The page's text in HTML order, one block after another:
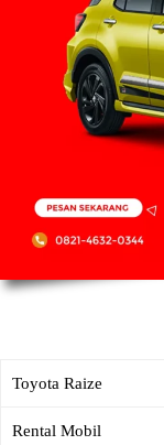
Toyota Raize
Rental Mobil